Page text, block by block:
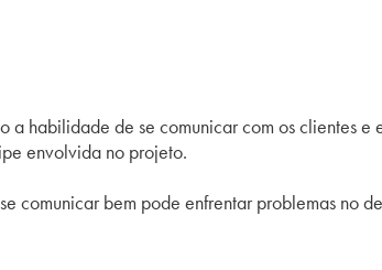
habilidade de se comunicar com os clientes e
envolvida no projeto.
comunicar bem pode enfrentar problemas no